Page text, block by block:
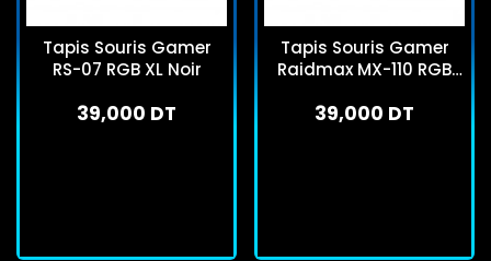
Tapis Souris Gamer
RS-07 RGB XL Noir
39,000 DT
Tapis Souris Gamer
Raidmax MX-110 RGB
39,000 DT